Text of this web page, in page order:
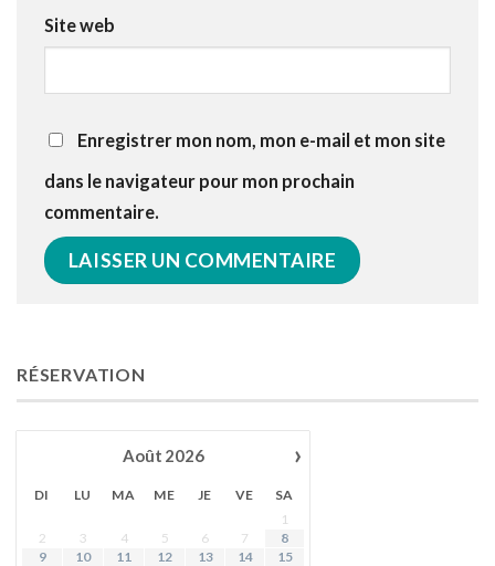
Site web
Enregistrer mon nom, mon e-mail et mon site
dans le navigateur pour mon prochain
commentaire.
RÉSERVATION
›
Août 2026
DI LU MA ME JE VE
SA
1
2
3 4 5 6 7
8
9
10 11 12 13 14
15